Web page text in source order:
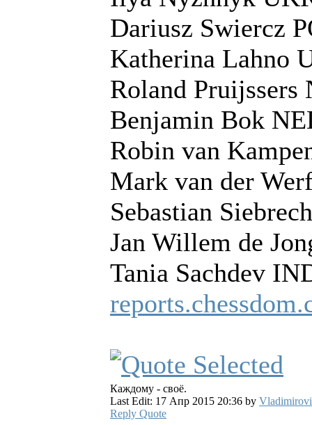
Dariusz Swiercz
Katherina Lahno
Roland Pruijssers
Benjamin Bok
Robin van
Mark van der
Sebastian
Jan Willem de
Tania Sachdev
Каждому - своё.
Last Edit: 17 Апр 2015 20:36 by
Reply Quote